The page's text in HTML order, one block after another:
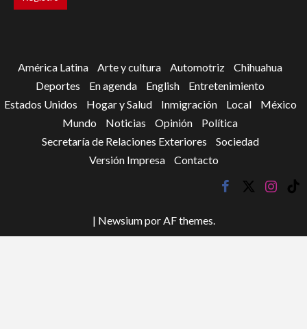
América Latina Arte y cultura Automotriz
Chihuahua
Deportes
En agenda English
Entretenimiento
Estados Unidos
Hogar y Salud Inmigración Local
México
Mundo
Noticias Opinión
Política
Secretaría de Relaciones Exteriores
Sociedad
Versión Impresa
Contacto
facebook
twitter
tik
| Newsiumpor AF themes.